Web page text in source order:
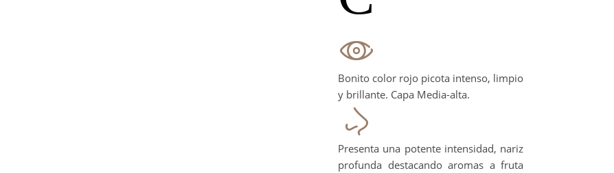
Bonito color rojo picota intenso, limpio
y brillante. Capa Media-alta.
Presenta una potente intensidad, nariz
profunda destacando aromas a fruta